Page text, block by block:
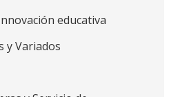
educativa
y Variados